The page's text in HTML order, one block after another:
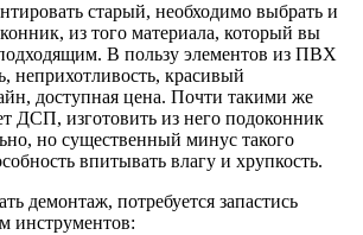
старый, необходимо выбрать и
из того материала, который вы
В пользу элементов из ПВХ
неприхотливость, красивый
доступная цена. Почти такими же
ДСП, изготовить из него подоконник
но существенный минус такого
впитывать влагу и хрупкость.
демонтаж, потребуется запастись
инструментов: